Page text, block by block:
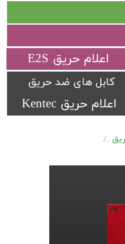
اعلام حریق Kentec
​اعلام حریق E2S
کابل های ضد حریق